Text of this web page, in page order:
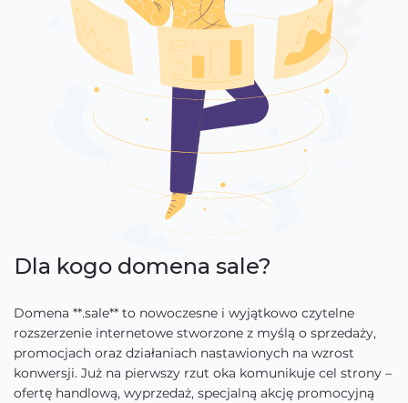
Dla kogo domena sale?
Domena **.sale** to nowoczesne i wyjątkowo czytelne
rozszerzenie internetowe stworzone z myślą o sprzedaży,
promocjach oraz działaniach nastawionych na wzrost
konwersji. Już na pierwszy rzut oka komunikuje cel strony –
ofertę handlową, wyprzedaż, specjalną akcję promocyjną